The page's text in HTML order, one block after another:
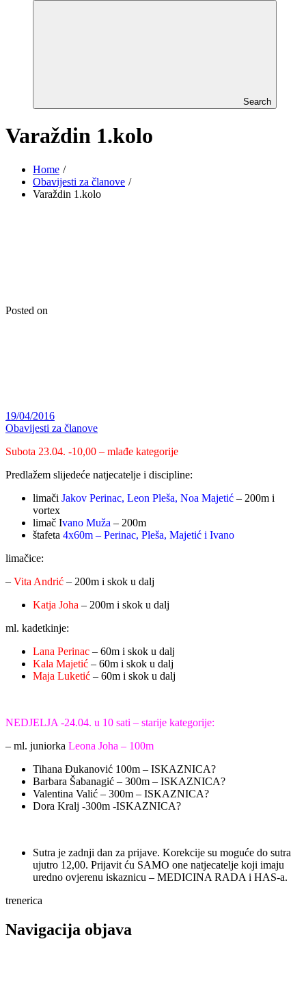
Search
Varaždin 1.kolo
Home
Obavijesti za članove
Varaždin 1.kolo
Posted on
19/04/2016
Obavijesti za članove
Subota 23.04. -10,00 – mlađe kategorije
Predlažem slijedeće natjecatelje i discipline:
limači Jakov Perinac, Leon Pleša, Noa Majetić – 200m i
vortex
limač Ivano Muža – 200m
štafeta 4x60m – Perinac, Pleša, Majetić i Ivano
limačice:
– Vita Andrić – 200m i skok u dalj
Katja Joha – 200m i skok u dalj
ml. kadetkinje:
Lana Perinac – 60m i skok u dalj
Kala Majetić – 60m i skok u dalj
Maja Luketić – 60m i skok u dalj
NEDJELJA -24.04. u 10 sati – starije kategorije:
– ml. juniorka Leona Joha – 100m
Tihana Đukanović 100m – ISKAZNICA?
Barbara Šabanagić – 300m – ISKAZNICA?
Valentina Valić – 300m – ISKAZNICA?
Dora Kralj -300m -ISKAZNICA?
Sutra je zadnji dan za prijave. Korekcije su moguće do sutra
ujutro 12,00. Prijavit ću SAMO one natjecatelje koji imaju
uredno ovjerenu iskaznicu – MEDICINA RADA i HAS-a.
trenerica
Navigacija objava